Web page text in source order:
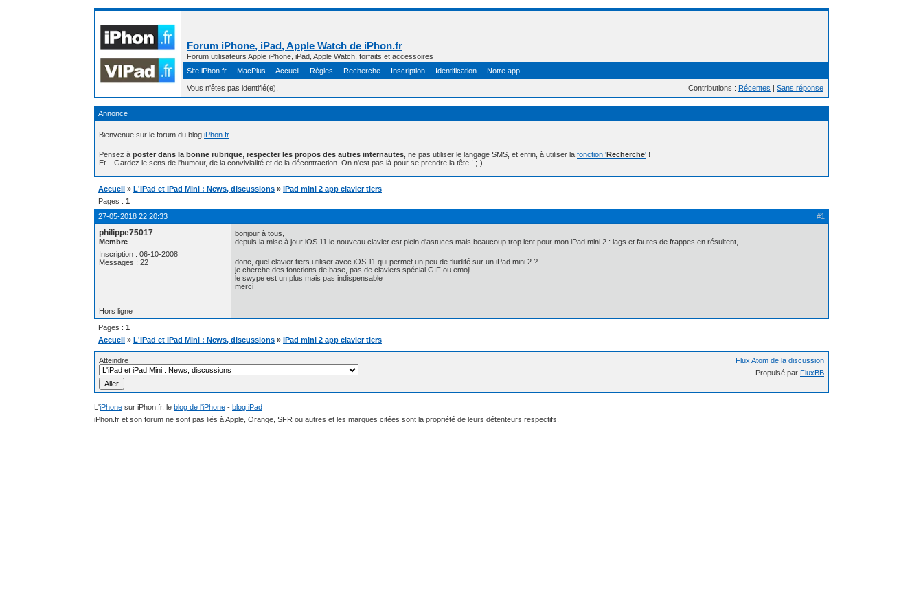
Forum iPhone, iPad, Apple Watch de iPhon.fr
Forum utilisateurs Apple iPhone, iPad, Apple Watch, forfaits et accessoires
Site iPhon.fr
MacPlus Accueil Règles Recherche Inscription Identification Notre app.
Vous n'êtes pas identifié(e). Contributions : Récentes | Sans réponse
Annonce
Bienvenue sur le forum du blog iPhon.fr
Pensez à poster dans la bonne rubrique respecter les propos des autres internautes , ne pas utiliser le langage SMS, et enfin, à utiliser la fonction 'Recherche' !
Et... Gardez le sens de l'humour, de la convivialité et de la décontraction. On n'est pas là pour se prendre la tête ! ;-)
Accueil » L'iPad et iPad Mini : News, discussions » iPad mini 2 app clavier tiers
Pages : 1
#1
27-05-2018 22:20:33
philippe75017
Membre
Inscription : 06-10-2008
Messages : 22
bonjour à tous,
depuis la mise à jour iOS 11 le nouveau clavier est plein d'astuces mais beaucoup trop lent pour mon iPad mini 2 : lags et fautes de frappes en résultent,
donc, quel clavier tiers utiliser avec iOS 11 qui permet un peu de fluidité sur un iPad mini 2 ?
je cherche des fonctions de base, pas de claviers spécial GIF ou emoji
le swype est un plus mais pas indispensable
merci
Hors ligne
Pages : 1
Accueil » L'iPad et iPad Mini : News, discussions » iPad mini 2 app clavier tiers
Atteindre
Flux Atom de la discussion
Propulsé par FluxBB
L'iPhone sur iPhon.fr, le blog de l'iPhone - blog iPad
iPhon.fr et son forum ne sont pas liés à Apple, Orange, SFR ou autres et les marques citées sont la propriété de leurs détenteurs respectifs.